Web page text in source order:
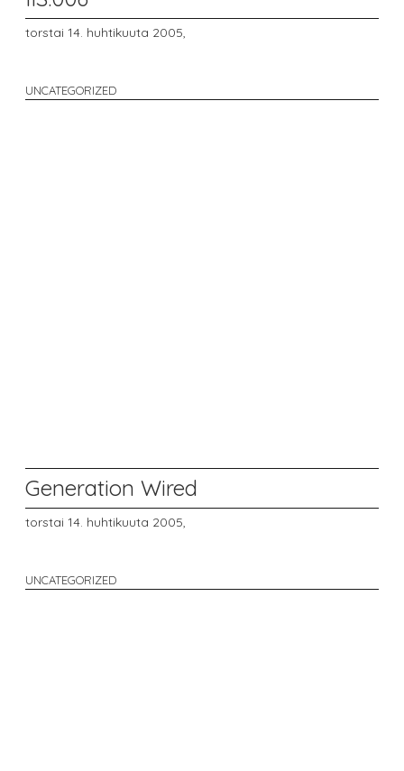
torstai 14. huhtikuuta 2005,
UNCATEGORIZED
Generation Wired
torstai 14. huhtikuuta 2005,
UNCATEGORIZED